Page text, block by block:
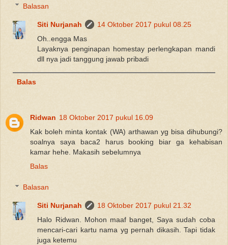
Balasan
Siti Nurjanah
14 Oktober 2017 pukul 08.25
Oh..engga Mas
Layaknya penginapan homestay perlengkapan mandi
dll nya jadi tanggung jawab pribadi
Balas
Ridwan 18 Oktober 2017 pukul 16.09
Kak boleh minta kontak (WA) arthawan yg bisa dihubungi?
soalnya saya baca2 harus booking biar ga kehabisan
kamar hehe. Makasih sebelumnya
Balas
Balasan
Siti Nurjanah
18 Oktober 2017 pukul 21.32
Halo Ridwan. Mohon maaf banget, Saya sudah coba
mencari-cari kartu nama yg pernah dikasih. Tapi tidak
juga ketemu